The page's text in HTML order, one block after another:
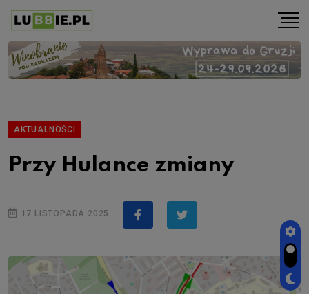
AKTUALNOŚCI
Przy Hulance zmiany
17 LISTOPADA 2025